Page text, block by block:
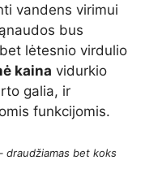
vandens virimui
bus
lėtesnio virdulio
kaina vidurkio
galia, ir
funkcijomis.
draudžiamas bet koks